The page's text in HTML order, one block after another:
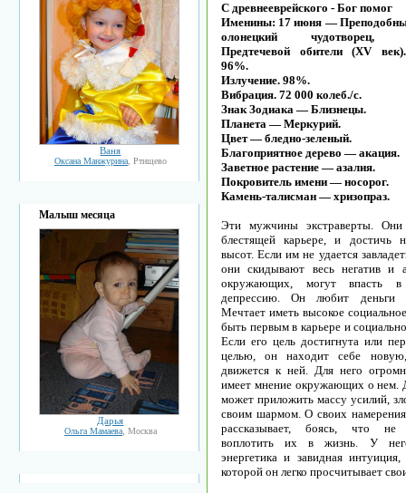
Ваня
Оксана Манжурина, Ртищево
Малыш месяца
Дарья
Ольга Мамаева, Москва
С древнееврейского - Бог помог
Именины: 17 июня —
олонецкий чудотворец,
Предтечевой обители (XV
96%.
Излучение. 98%.
Вибрация. 72 000 колеб./с.
Знак Зодиака — Близнецы.
Планета — Меркурий.
Цвет — бледно-зеленый.
Благоприятное дерево — акация.
Заветное растение — азалия.
Покровитель имени — носорог.
Камень-талисман — хризопраз.
Эти мужчины экстраверты.
блестящей карьере, и достичь
высот. Если им не удается
они скидывают весь негатив и
окружающих, могут впасть в
депрессию. Он любит деньги
Мечтает иметь высокое
быть первым в карьере и
Если его цель достигнута или
целью, он находит себе
движется к ней. Для него
имеет мнение окружающих о нем.
может приложить массу усилий,
своим шармом. О своих
рассказывает, боясь, что не
воплотить их в жизнь. У
энергетика и завидная
которой он легко просчитывает